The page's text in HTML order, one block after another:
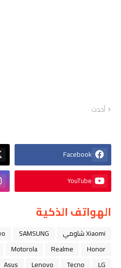
أحدث
Facebook
YouTube
الهواتف الذكية
Xiaomi شاومي SAMSUNG
Honor
Realme
Motorola
LG
Tecno
Lenovo
Asus